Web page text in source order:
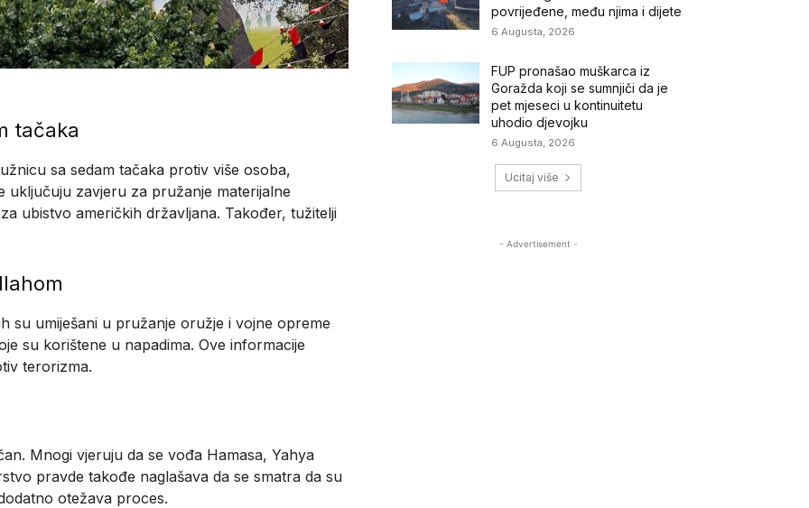
tačaka
sa sedam tačaka protiv više osoba,
uključuju zavjeru za pružanje materijalne
ubistvo američkih državljana. Također, tužitelji
su umiješani u pružanje oružje i vojne opreme
su korištene u napadima. Ove informacije
terorizma.
Mnogi vjeruju da se vođa Hamasa, Yahya
pravde takođe naglašava da se smatra da su
otežava proces.
povrijeđene, među njima i dijete
6 Augusta, 2026
FUP pronašao muškarca iz
Goražda koji se sumnjiči da je
pet mjeseci u kontinuitetu
uhodio djevojku
6 Augusta, 2026
Ucitaj više
- Advertisement -